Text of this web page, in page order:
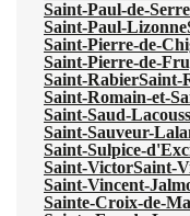
Saint-Paul-de-Serre
Saint-Paul-Lizonne
Saint-Pierre-de-
Saint-Pierre-de-
Saint-RabierSaint-
Saint-Romain-et-
Saint-Saud-
Saint-Sauveur-
Saint-Sulpice-
Saint-VictorSaint-
Saint-Vincent-
Sainte-Croix-de-